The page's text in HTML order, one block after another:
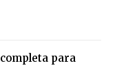
para